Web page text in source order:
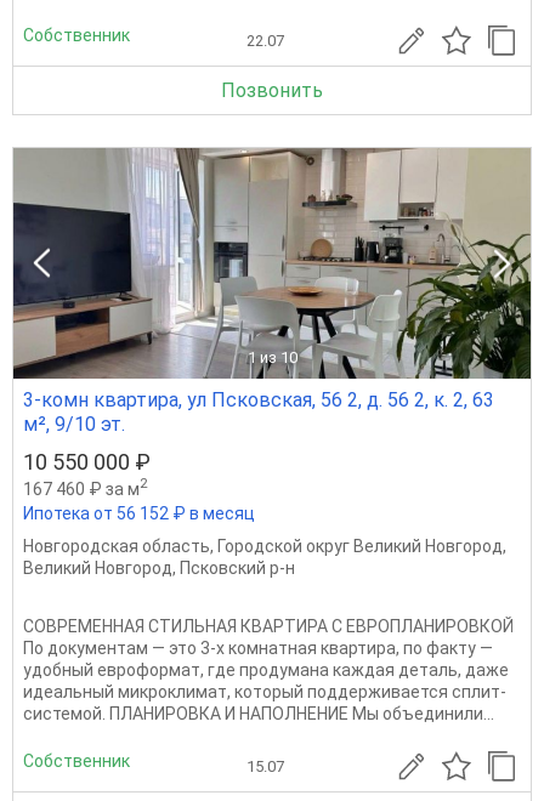
Собственник 22.07
Позвонить
1 из 10
3-комн квартира, ул Псковская, 56 2, д. 56 2, к. 2, 63
м², 9/10 эт.
10 550 000 ₽
167 460 ₽ за м2
Ипотека от 56 152 ₽ в месяц
Новгородская область, Городской округ Великий Новгород,
Великий Новгород, Псковский р-н
СОВРЕМЕННАЯ СТИЛЬНАЯ КВАРТИРА С ЕВРОПЛАНИРОВКОЙ
По документам — это 3-х комнатная квартира, по факту —
удобный евроформат, где продумана каждая деталь, даже
идеальный микроклимат, который поддерживается сплит-
системой. ПЛАНИРОВКА И НАПОЛНЕНИЕ Мы объединили...
Собственник 15.07